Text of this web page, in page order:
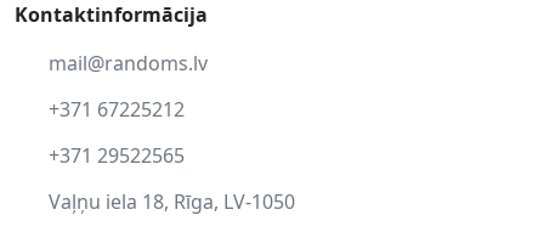
Kontaktinformācija
mail@randoms.lv
+371 67225212
+371 29522565
Vaļņu iela 18, Rīga, LV-1050